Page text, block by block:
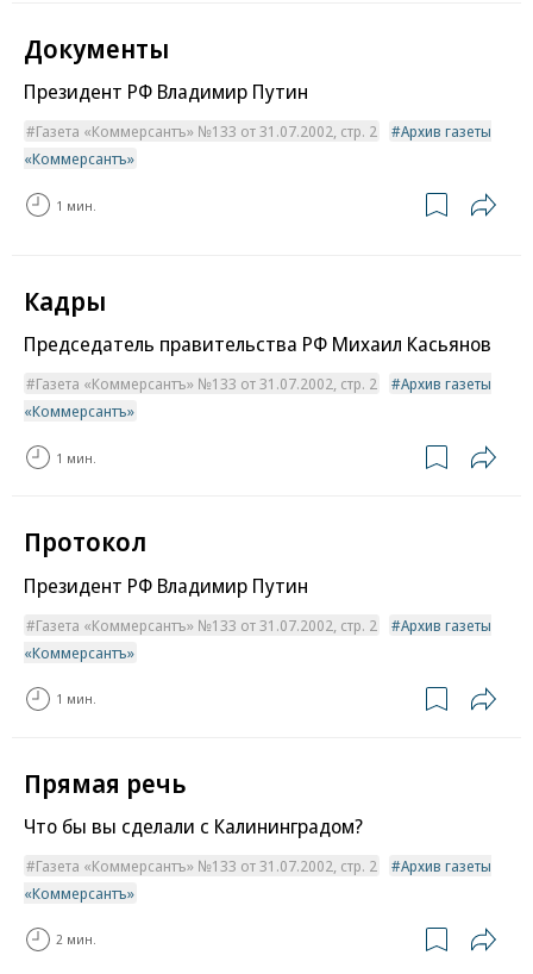
Документы
Президент РФ Владимир Путин
Газета «Коммерсантъ» №133 от 31.07.2002, стр. 2
Архив газеты
«Коммерсантъ»
1 мин.
Кадры
Председатель правительства РФ Михаил Касьянов
Газета «Коммерсантъ» №133 от 31.07.2002, стр. 2
Архив газеты
«Коммерсантъ»
1 мин.
Протокол
Президент РФ Владимир Путин
Газета «Коммерсантъ» №133 от 31.07.2002, стр. 2
Архив газеты
«Коммерсантъ»
1 мин.
Прямая речь
Что бы вы сделали с Калининградом?
Газета «Коммерсантъ» №133 от 31.07.2002, стр. 2
Архив газеты
«Коммерсантъ»
2 мин.